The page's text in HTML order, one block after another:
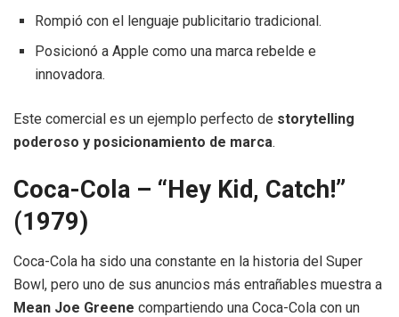
Rompió con el lenguaje publicitario tradicional.
Posicionó a Apple como una marca rebelde e
innovadora.
Este comercial es un ejemplo perfecto de storytelling
poderoso y posicionamiento de marca.
Coca-Cola – “Hey Kid, Catch!”
(1979)
Coca-Cola ha sido una constante en la historia del Super
Bowl, pero uno de sus anuncios más entrañables muestra a
Mean Joe Greene compartiendo una Coca-Cola con un